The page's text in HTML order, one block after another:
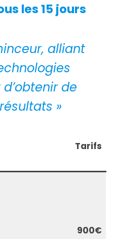
les 15 jours
alliant
de
»
Tarifs
900€